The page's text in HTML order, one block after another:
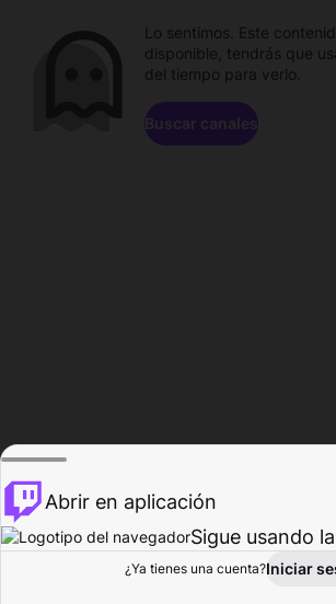
Explorar Actividad
Lo sentimos. Este
disponible, tendrás que
del tiempo para verlo.
Buscar canales
Abrir en aplicación
Sigue usando
¿Ya tienes una cuenta?Iniciar